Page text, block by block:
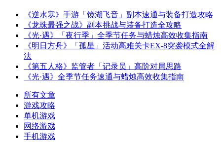
《逆水寒》手游「镜湖飞音」副本速通与装备打造攻略
《龙珠最强之战》副本挑战与装备打造全攻略
《光·遇》「夜行季」全季节任务与蜡烛高效收集指南
《明日方舟》「孤星」活动高难关卡EX-8突袭模式全解
法
《第五人格》监管者「记录员」高阶对局思路
《光·遇》全季节任务速通与蜡烛高效收集指南
所有文章
游戏攻略
单机游戏
网络游戏
手机游戏